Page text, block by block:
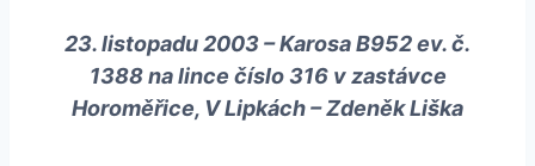
23. listopadu 2003 – Karosa B952 ev. č.
1388 na lince číslo 316 v zastávce
Horoměřice, V Lipkách – Zdeněk Liška